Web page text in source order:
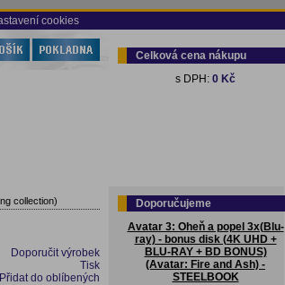
cookies
Celková cena nákupu
s DPH: 0 Kč
collection)
Doporučit výrobek
Tisk
Přidat do oblíbených
Doporučujeme
Avatar 3: Oheň a popel 3x(Blu-
ray) - bonus disk (4K UHD +
BLU-RAY + BD BONUS)
(Avatar: Fire and Ash) -
STEELBOOK